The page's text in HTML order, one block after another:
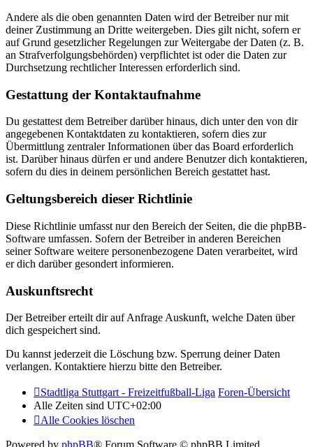
Andere als die oben genannten Daten wird der Betreiber nur mit
deiner Zustimmung an Dritte weitergeben. Dies gilt nicht, sofern er
auf Grund gesetzlicher Regelungen zur Weitergabe der Daten (z. B.
an Strafverfolgungsbehörden) verpflichtet ist oder die Daten zur
Durchsetzung rechtlicher Interessen erforderlich sind.
Gestattung der Kontaktaufnahme
Du gestattest dem Betreiber darüber hinaus, dich unter den von dir
angegebenen Kontaktdaten zu kontaktieren, sofern dies zur
Übermittlung zentraler Informationen über das Board erforderlich
ist. Darüber hinaus dürfen er und andere Benutzer dich kontaktieren,
sofern du dies in deinem persönlichen Bereich gestattet hast.
Geltungsbereich dieser Richtlinie
Diese Richtlinie umfasst nur den Bereich der Seiten, die die phpBB-
Software umfassen. Sofern der Betreiber in anderen Bereichen
seiner Software weitere personenbezogene Daten verarbeitet, wird
er dich darüber gesondert informieren.
Auskunftsrecht
Der Betreiber erteilt dir auf Anfrage Auskunft, welche Daten über
dich gespeichert sind.
Du kannst jederzeit die Löschung bzw. Sperrung deiner Daten
verlangen. Kontaktiere hierzu bitte den Betreiber.
Stadtliga Stuttgart - Freizeitfußball-Liga Foren-Übersicht
Alle Zeiten sind UTC+02:00
Alle Cookies löschen